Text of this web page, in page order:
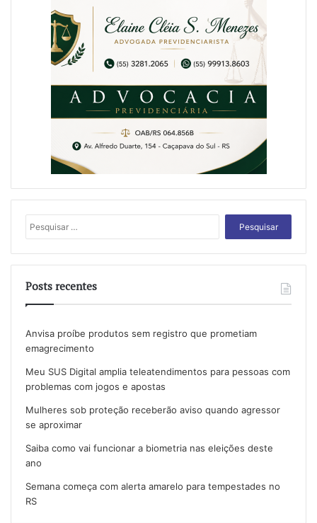
Pesquisar
por:
Posts recentes
Anvisa proíbe produtos sem registro que prometiam
emagrecimento
Meu SUS Digital amplia teleatendimentos para pessoas com
problemas com jogos e apostas
Mulheres sob proteção receberão aviso quando agressor
se aproximar
Saiba como vai funcionar a biometria nas eleições deste
ano
Semana começa com alerta amarelo para tempestades no
RS